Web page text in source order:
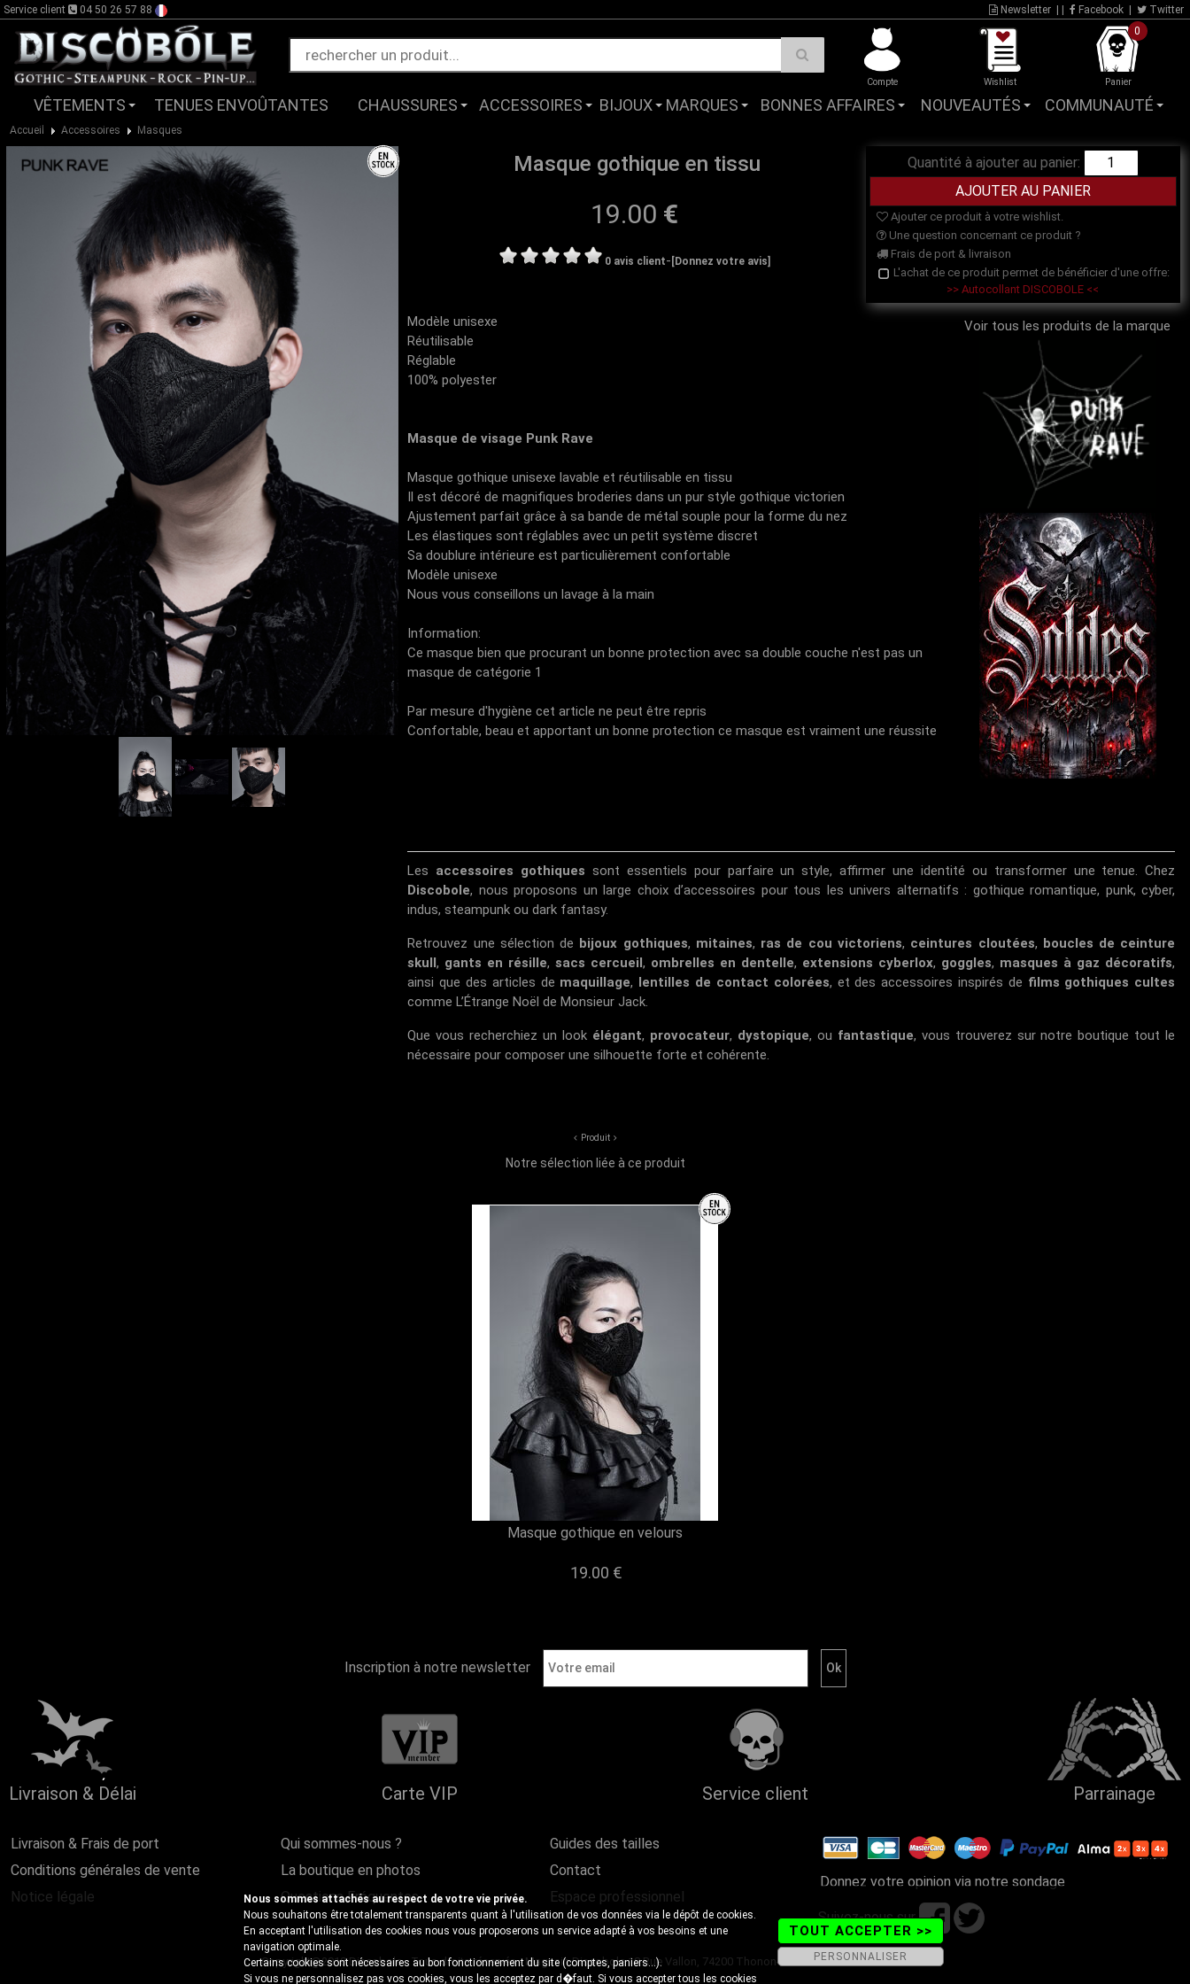
Service client 04 50 26 57 88 Newsletter Facebook Twitter
Compte Wishlist
0
Panier
VÊTEMENTS TENUES ENVOÛTANTES CHAUSSURES ACCESSOIRES BIJOUX MARQUES BONNES AFFAIRES NOUVEAUTÉS COMMUNAUTÉ
Accueil Accessoires Masques
Masque gothique en tissu
19.00 €
0 avis client- [Donnez votre avis]
Quantité à ajouter au panier:
Ajouter ce produit à votre wishlist.
Une question concernant ce produit ?
Frais de port & livraison
L'achat de ce produit permet de bénéficier d'une offre:
>> Autocollant DISCOBOLE <<
Voir tous les produits de la marque
Modèle unisexe
Réutilisable
Réglable
100% polyester
Masque de visage Punk Rave
Masque gothique unisexe lavable et réutilisable en tissu
Il est décoré de magnifiques broderies dans un pur style gothique victorien
Ajustement parfait grâce à sa bande de métal souple pour la forme du nez
Les élastiques sont réglables avec un petit système discret
Sa doublure intérieure est particulièrement confortable
Modèle unisexe
Nous vous conseillons un lavage à la main
Information:
Ce masque bien que procurant un bonne protection avec sa double couche n'est pas un
masque de catégorie 1
Par mesure d'hygiène cet article ne peut être repris
Confortable, beau et apportant un bonne protection ce masque est vraiment une réussite
Les accessoires gothiques sont essentiels pour parfaire un style, affirmer une identité ou transformer une tenue. Chez
Discobole, nous proposons un large choix d’accessoires pour tous les univers alternatifs : gothique romantique, punk, cyber,
indus, steampunk ou dark fantasy.
Retrouvez une sélection de bijoux gothiques, mitaines, ras de cou victoriens, ceintures cloutées, boucles de ceinture
skull, gants en résille,sacs cercueil, ombrelles en dentelle, extensions cyberlox, goggles, masques à gaz décoratifs,
ainsi que des articles de maquillage, lentilles de contact colorées, et des accessoires inspirés de films gothiques cultes
commeL’Étrange Noël de Monsieur Jack.
Que vous recherchiez un look élégant, provocateur, dystopique, ou fantastique, vous trouverez sur notre boutique tout le
nécessaire pour composer une silhouette forte et cohérente.
Produit
Notre sélection liée à ce produit
Masque gothique en velours
19.00 €
Inscription à notre newsletter
Livraison & Délai Carte VIP Service client Parrainage
Livraison & Frais de port
Conditions générales de vente
Notice légale
Qui sommes-nous ?
La boutique en photos
Questions Fréquentes
Guides des tailles
Contact
Espace professionnel
Donnez votre opinion via notre sondage
Suivez-nous sur
Copyright@2018 Discobole - Tous droits réservés - Magasin Discobole 18 Rue Vallon, 74200 Thonon-les-Bains - Tel. 04 50 26 57 88
TOUT ACCEPTER >>
PERSONNALISER
Nous sommes attachés au respect de votre vie privée.
Nous souhaitons être totalement transparents quant à l'utilisation de vos données via le dépôt de cookies.
En acceptant l'utilisation des cookies nous vous proposerons un service adapté à vos besoins et une
navigation optimale.
Certains cookies sont nécessaires au bon fonctionnement du site (comptes, paniers...).
Si vous ne personnalisez pas vos cookies, vous les acceptez par d�faut. Si vous accepter tous les cookies